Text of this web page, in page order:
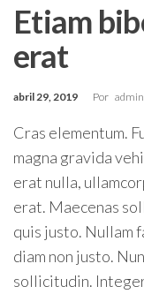
Etiam
erat
abril 29, 2019 Por admin
Cras elementum.
magna gravida
erat nulla,
erat. Maecenas
quis justo. Nullam
diam non justo.
sollicitudin.